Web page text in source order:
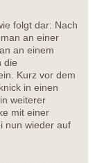
folgt dar: Nach
an einer
an einem
die
Kurz vor dem
in einen
weiterer
mit einer
nun wieder auf